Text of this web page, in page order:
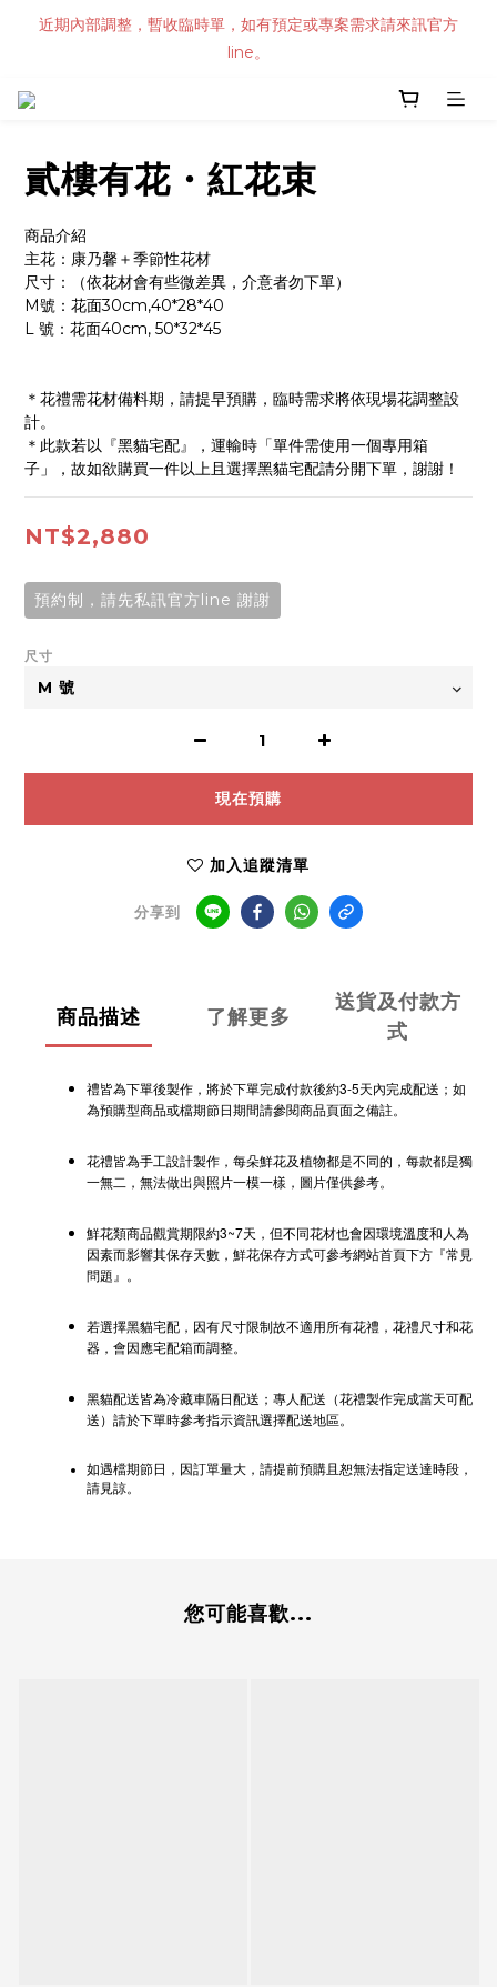
近期內部調整，暫收臨時單，如有預定或專案需求請來訊官方
line。
貳樓有花・紅花束
商品介紹
主花：康乃馨＋季節性花材
尺寸：（依花材會有些微差異，介意者勿下單）
M號：花面30cm,40*28*40
L 號：花面40cm, 50*32*45
＊花禮需花材備料期，請提早預購，臨時需求將依現場花調整設
計。
＊此款若以『黑貓宅配』，運輸時「單件需使用一個專用箱
子」，故如欲購買一件以上且選擇黑貓宅配請分開下單，謝謝！
NT$2,880
預約制，請先私訊官方line 謝謝
尺寸
現在預購
加入追蹤清單
分享到
商品描述 了解更多
送貨及付款方
式
禮皆為下單後製作，將於下單完成付款後約3-5天內完成配送；如
為預購型商品或檔期節日期間請參閱商品頁面之備註。
花禮皆為手工設計製作，每朵鮮花及植物都是不同的，每款都是獨
一無二，無法做出與照片一模一樣，圖片僅供參考。
鮮花類商品觀賞期限約3~7天，但不同花材也會因環境溫度和人為
因素而影響其保存天數，鮮花保存方式可參考網站首頁下方『常見
問題』。
若選擇黑貓宅配，因有尺寸限制故不適用所有花禮，花禮尺寸和花
器，會因應宅配箱而調整。
黑貓配送皆為冷藏車隔日配送；專人配送（花禮製作完成當天可配
送）請於下單時參考指示資訊選擇配送地區。
如遇檔期節日，因訂單量大，請提前預購且恕無法指定送達時段，
請見諒。
您可能喜歡...